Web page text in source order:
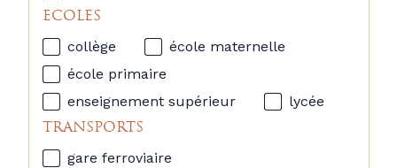
ECOLES
collège
école maternelle
école primaire
enseignement supérieur
lycée
TRANSPORTS
gare ferroviaire